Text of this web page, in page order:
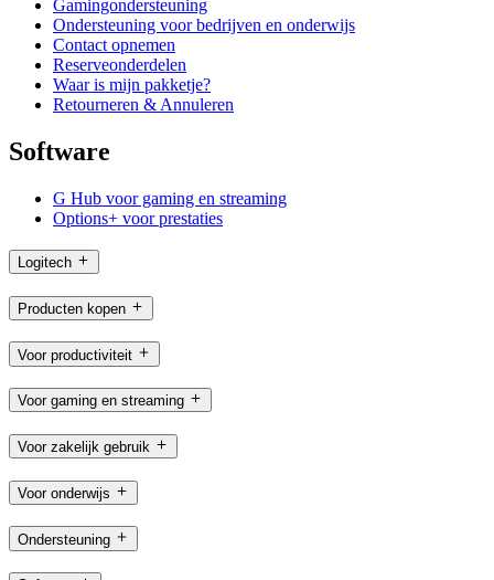
Gamingondersteuning
Ondersteuning voor bedrijven en onderwijs
Contact opnemen
Reserveonderdelen
Waar is mijn pakketje?
Retourneren & Annuleren
Software
G Hub voor gaming en streaming
Options+ voor prestaties
Logitech
Producten kopen
Voor productiviteit
Voor gaming en streaming
Voor zakelijk gebruik
Voor onderwijs
Ondersteuning